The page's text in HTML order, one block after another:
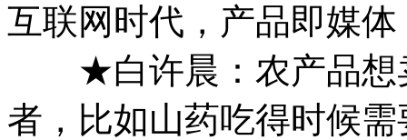
互联网时代，产品即媒
★白许晨：农产品想
者，比如山药吃得时候